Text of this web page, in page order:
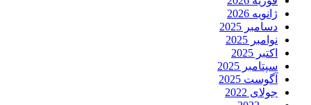
ژانویه 2026
دسامبر 2025
نوامبر 2025
اکتبر 2025
سپتامبر 2025
آگوست 2025
جولای 2022